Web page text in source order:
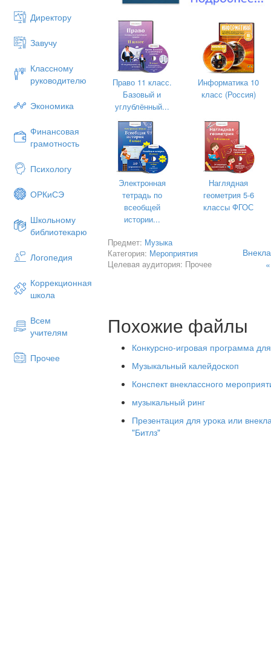
Директору
Завучу
Классному
руководителю
Экономика
Финансовая
грамотность
Психологу
ОРКиСЭ
Школьному
библиотекарю
Логопедия
Коррекционная
школа
Всем
учителям
Прочее
Название какого
«тихо»? Ответ: Фортепиано.
Какой музыкальный
гармонь? Ответ: Аккордеон.
Как называется русский
инструмент? Ответь: Балалайка.
Какой музыкальный инструмент
сказителя? Ответ: Баян.
Название какого музыкального
означает «королевский»?
Каким музыкальным
сказки? Ответ: Гусли.
Какой духовой клавишный
Орган.
Какая геометрическая
2 КОНКУРС
На этот конкурс дается время за 1,5
Вопросы для команды 1
1. Песня о путешествии маленькой
холодно зимой)
4. Песня о том, чем занимаются в
Право 11 класс.
Базовый и
углублённый...
Информатика 10
класс (Россия)
Электронная
тетрадь по
всеобщей
истории...
Наглядная
геометрия 5-6
классы ФГОС
Предмет: Музыка
Категория: Мероприятия
Целевая аудитория: Прочее
Похожие файлы
Конкурсно-игровая программа
Музыкальный калейдоскоп
Конспект внеклассного
музыкальный ринг
Презентация для урока или
"Битлз"